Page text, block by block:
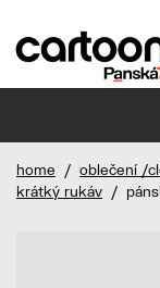
home / oblečení /
krátký rukáv /